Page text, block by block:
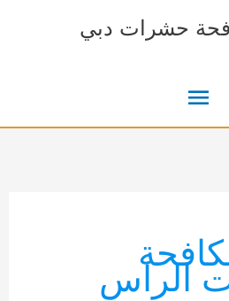
حشرات دبي
القائمة
الراس